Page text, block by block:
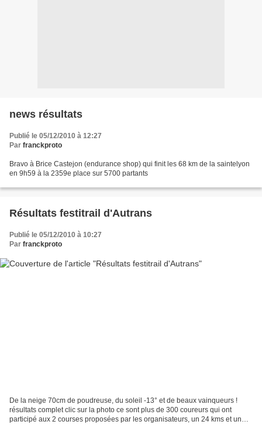
news résultats
Publié le 05/12/2010 à 12:27
Par franckproto
Bravo à Brice Castejon (endurance shop) qui finit les 68 km de la saintelyon
en 9h59 à la 2359e place sur 5700 partants
Résultats festitrail d'Autrans
Publié le 05/12/2010 à 10:27
Par franckproto
De la neige 70cm de poudreuse, du soleil -13° et de beaux vainqueurs !
résultats complet clic sur la photo ce sont plus de 300 coureurs qui ont
participé aux 2 courses proposées par les organisateurs, un 24 kms et un